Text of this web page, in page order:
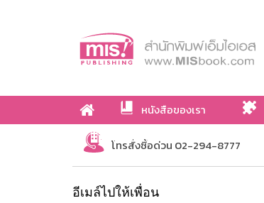
หนังสือของเรา
เกี่ยวกับเรา
โทรสั่งซื้อด่วน 02-294-8777
อีเมล์ไปให้เพื่อน